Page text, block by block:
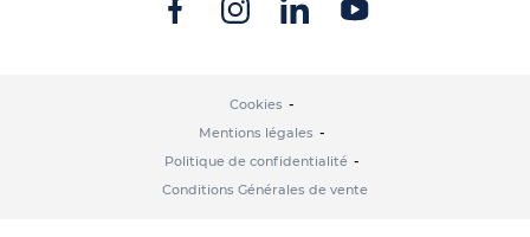
Cookies
Mentions légales
Politique de confidentialité
Conditions Générales de vente